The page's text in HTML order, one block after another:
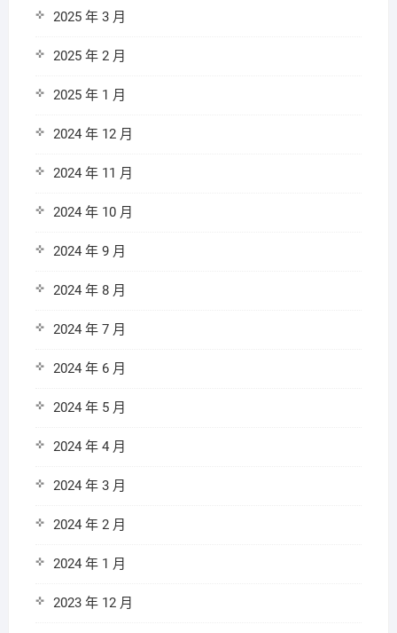
2025 年 3 月
2025 年 2 月
2025 年 1 月
2024 年 12 月
2024 年 11 月
2024 年 10 月
2024 年 9 月
2024 年 8 月
2024 年 7 月
2024 年 6 月
2024 年 5 月
2024 年 4 月
2024 年 3 月
2024 年 2 月
2024 年 1 月
2023 年 12 月